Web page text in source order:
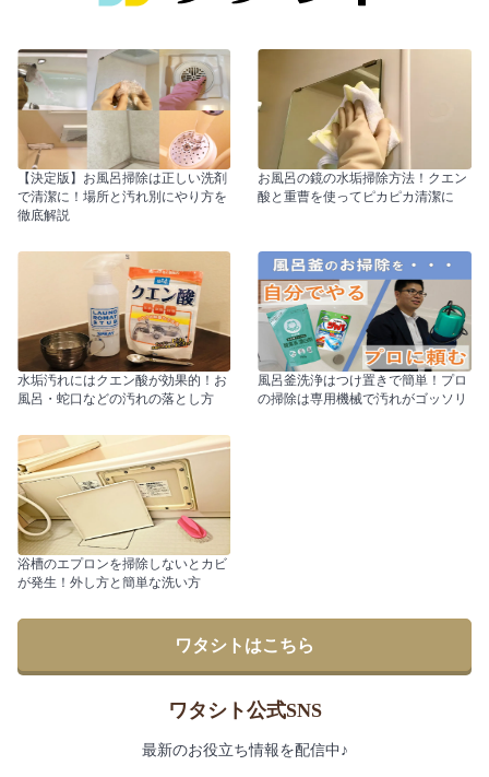
【決定版】お風呂掃除は正しい洗剤
で清潔に！場所と汚れ別にやり方を
徹底解説
お風呂の鏡の水垢掃除方法！クエン
酸と重曹を使ってピカピカ清潔に
水垢汚れにはクエン酸が効果的！お
風呂・蛇口などの汚れの落とし方
風呂釜洗浄はつけ置きで簡単！プロ
の掃除は専用機械で汚れがゴッソリ
浴槽のエプロンを掃除しないとカビ
が発生！外し方と簡単な洗い方
ワタシトはこちら
ワタシト公式SNS
最新のお役立ち情報を配信中♪